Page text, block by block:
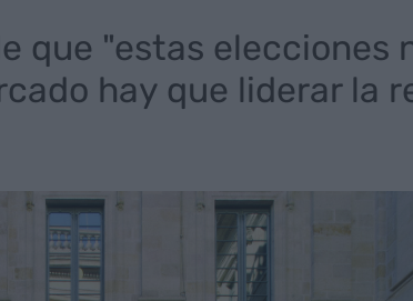
que "estas elecciones
hay que liderar la